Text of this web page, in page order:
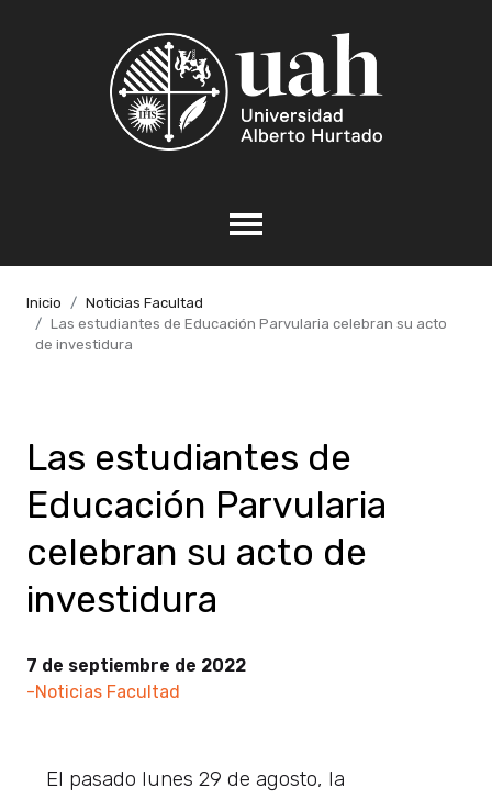
Inicio
Noticias Facultad
Las estudiantes de Educación Parvularia celebran su acto
de investidura
Las estudiantes de
Educación Parvularia
celebran su acto de
investidura
7 de septiembre de 2022
-Noticias Facultad
El pasado lunes 29 de agosto, la